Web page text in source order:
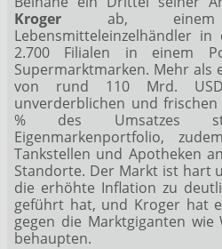
Kroger ab, einem
Lebensmitteleinzelhändler
2.700 Filialen in einem
Supermarktmarken. Mehr als
von rund 110 Mrd.
unverderblichen und
% des Umsatzes
Eigenmarkenportfolio,
Tankstellen und Apotheken
Standorte. Der Markt ist hart
die erhöhte Inflation zu
geführt hat, und Kroger hat
gegen die Marktgiganten
behaupten.